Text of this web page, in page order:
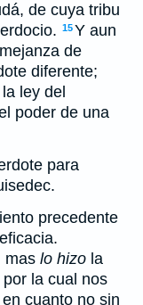
de cuya tribu
15Y aun
de
diferente;
ley del
poder de una
para
precedente
mas lo hizo la
la cual nos
cuanto no sin